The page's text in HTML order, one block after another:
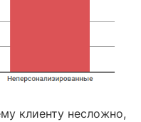
клиенту несложно,